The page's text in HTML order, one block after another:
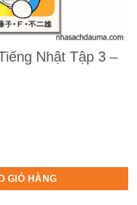
Nhật Tập 3 –
3 - Truyện ngắn số lượng
GIỎ HÀNG